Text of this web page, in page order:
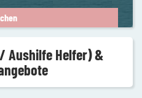
Aushilfe Helfer) &